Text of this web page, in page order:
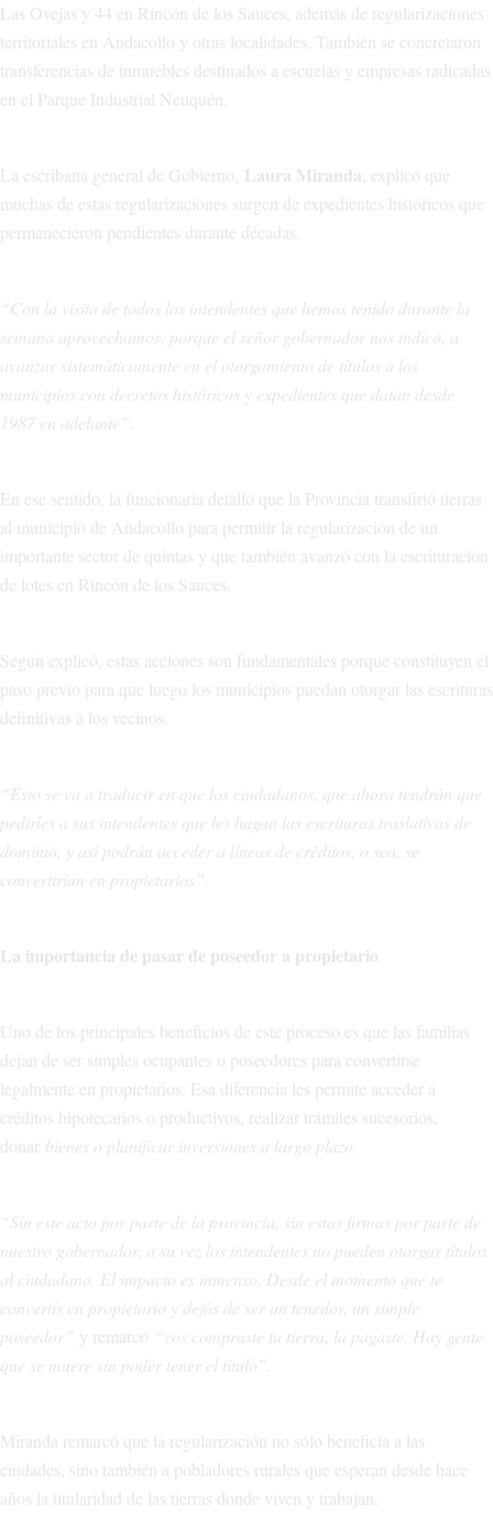
Las Ovejas y 44 en Rincón de los Sauces, además de regularizaciones
territoriales en Andacollo y otras localidades. También se concretaron
transferencias de inmuebles destinados a escuelas y empresas radicadas
en el Parque Industrial Neuquén.
La escribana general de Gobierno, Laura Miranda , explicó que
muchas de estas regularizaciones surgen de expedientes históricos que
permanecieron pendientes durante décadas.
“Con la visita de todos los intendentes que hemos tenido durante la
semana aprovechamos, porque el señor gobernador nos indicó, a
avanzar sistemáticamente en el otorgamiento de títulos a los
municipios con decretos históricos y expedientes que datan desde
1987 en adelante”.
En ese sentido, la funcionaria detalló que la Provincia transfirió tierras
al municipio de Andacollo para permitir la regularización de un
importante sector de quintas y que también avanzó con la escrituración
de lotes en Rincón de los Sauces.
Según explicó, estas acciones son fundamentales porque constituyen el
paso previo para que luego los municipios puedan otorgar las escrituras
definitivas a los vecinos.
“Esto se va a traducir en que los ciudadanos, que ahora tendrán que
pedirles a sus intendentes que les hagan las escrituras traslativas de
dominio, y así podrán acceder a líneas de créditos, o sea, se
convertirían en propietarios”.
La importancia de pasar de poseedor a propietario
Uno de los principales beneficios de este proceso es que las familias
dejan de ser simples ocupantes o poseedores para convertirse
legalmente en propietarios. Esa diferencia les permite acceder a
créditos hipotecarios o productivos, realizar trámites sucesorios,
donar bienes o planificar inversiones a largo plazo.
“Sin este acto por parte de la provincia, sin estas firmas por parte de
nuestro gobernador, a su vez los intendentes no pueden otorgar títulos
al ciudadano. El impacto es inmenso. Desde el momento que te
convertís en propietario y dejás de ser un tenedor, un simple
poseedor” y remarcó “vos compraste tu tierra, la pagaste. Hay gente
que se muere sin poder tener el título”.
Miranda remarcó que la regularización no sólo beneficia a las
ciudades, sino también a pobladores rurales que esperan desde hace
años la titularidad de las tierras donde viven y trabajan.